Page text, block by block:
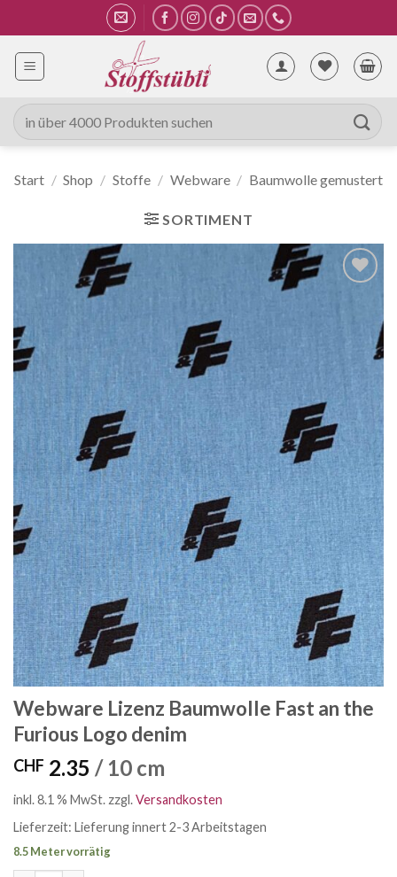
Inhalt
springen
Suche
nach:
Start / Shop / Stoffe / Webware / Baumwolle gemustert
SORTIMENT
Webware Lizenz Baumwolle Fast an the
Furious Logo denim
CHF 2.35 / 10 cm
inkl. 8.1 % MwSt. zzgl.Versandkosten
Lieferzeit: Lieferung innert 2-3 Arbeitstagen
8.5 Meter vorrätig